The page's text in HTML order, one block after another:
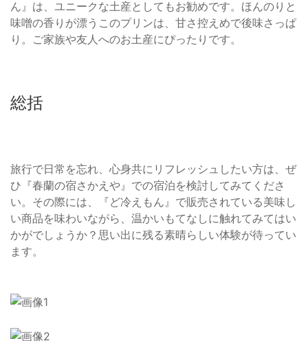
ん』は、ユニークな土産としてもお勧めです。ほんのりと
味噌の香りが漂うこのプリンは、甘さ控えめで後味さっぱ
り。ご家族や友人へのお土産にぴったりです。
総括
旅行で日常を忘れ、心身共にリフレッシュしたい方は、ぜ
ひ『春蘭の宿さかえや』での宿泊を検討してみてくださ
い。その際には、『ど冷えもん』で販売されている美味し
い商品を味わいながら、温かいもてなしに触れてみてはい
かがでしょうか？思い出に残る素晴らしい体験が待ってい
ます。